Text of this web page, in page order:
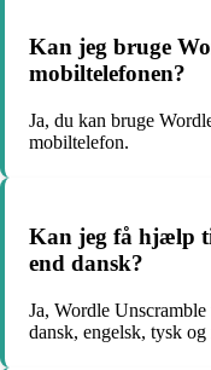
Kan jeg bruge
mobiltelefonen?
Ja, du kan bruge
mobiltelefon.
Kan jeg få hjælp
end dansk?
Ja, Wordle
dansk, engelsk, tysk og